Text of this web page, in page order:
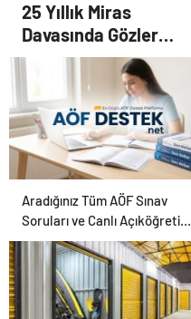
25 Yıllık Miras
Davasında Gözler
Temmuz Ayındaki
Karar Duruşmasına
Çevrildi
Aradığınız Tüm AÖF Sınav
Soruları ve Canlı Açıköğretim
Forumu Burada